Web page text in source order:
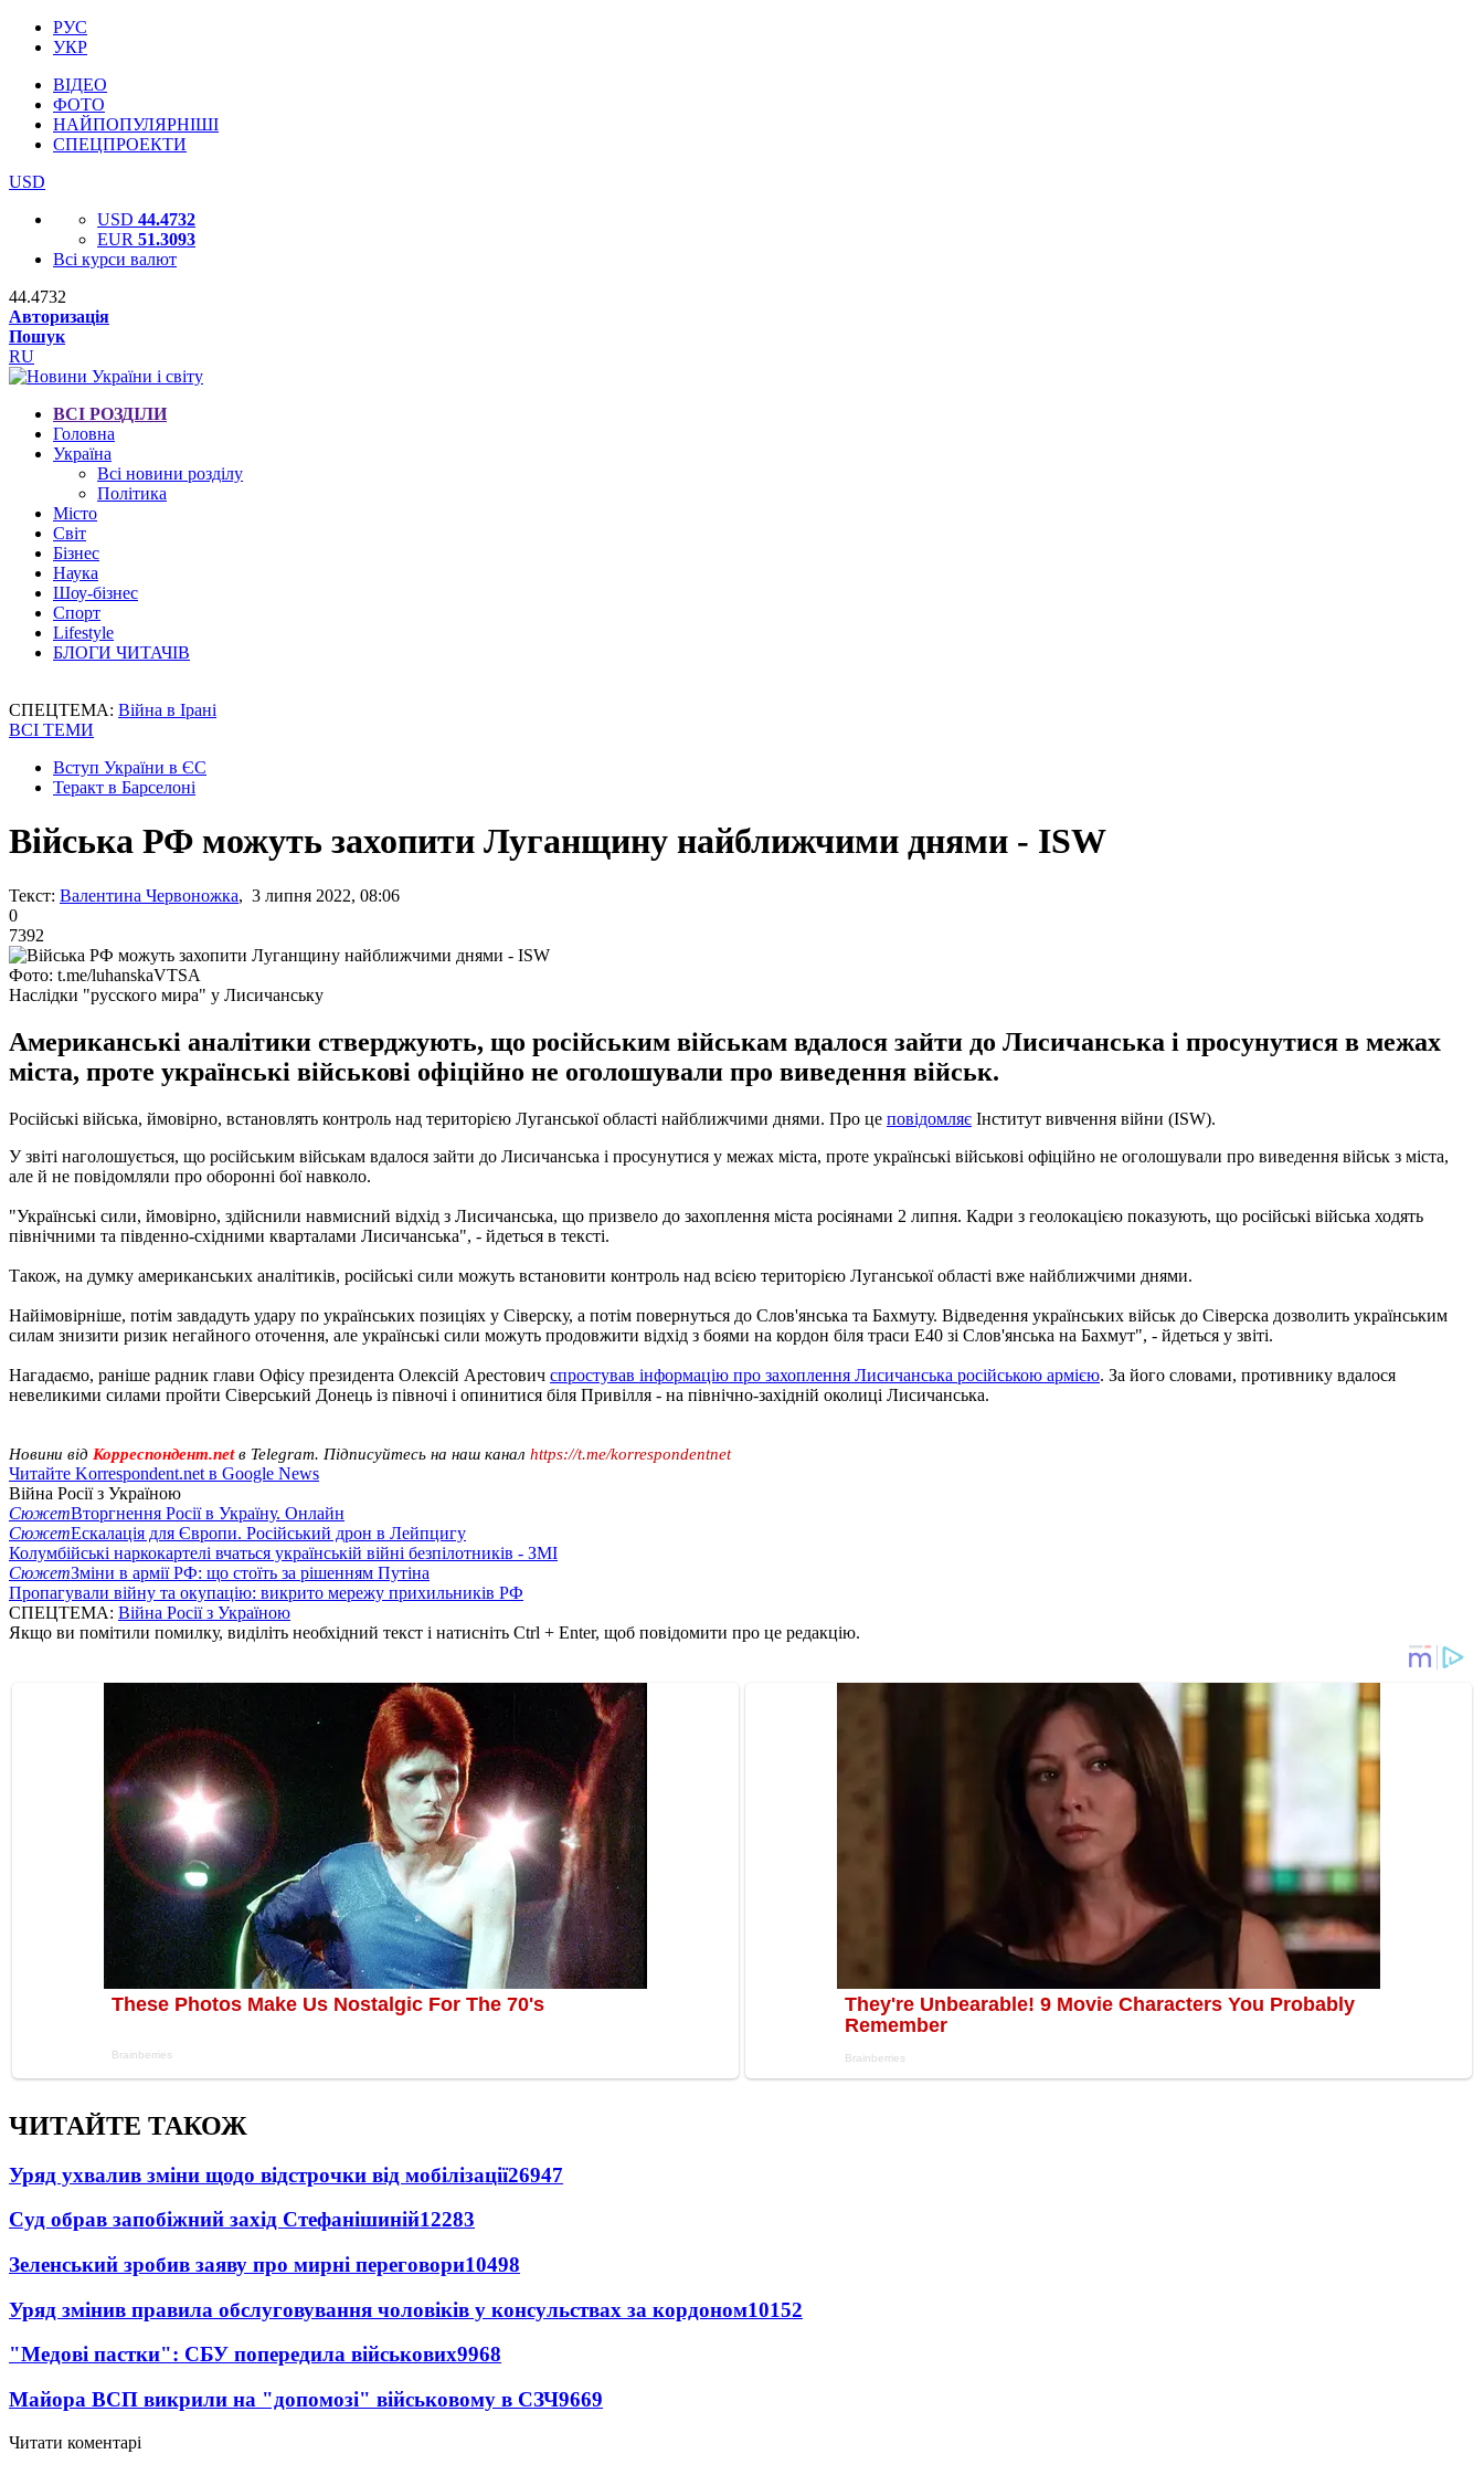
РУС
УКР
ВІДЕО
ФОТО
НАЙПОПУЛЯРНІШІ
СПЕЦПРОЕКТИ
USD
USD 44.4732
EUR 51.3093
Всі курси валют
44.4732
Авторизація
Пошук
RU
ВСІ РОЗДІЛИ
Головна
Україна
Всі новини розділу
Політика
Місто
Світ
Бізнес
Наука
Шоу-бізнес
Спорт
Lifestyle
БЛОГИ ЧИТАЧІВ
СПЕЦТЕМА: Війна в Ірані
ВСІ ТЕМИ
Вступ України в ЄС
Теракт в Барселоні
Війська РФ можуть захопити Луганщину найближчими днями - ISW
Текст: Валентина Червоножка, 3 липня 2022, 08:06
0
7392
Фото: t.me/luhanskaVTSA
Наслідки "русского мира" у Лисичанську
Американські аналітики стверджують, що російським військам вдалося зайти до Лисичанська і просунутися в межах
міста, проте українські військові офіційно не оголошували про виведення військ.
Російські війська, ймовірно, встановлять контроль над територією Луганської області найближчими днями. Про це повідомляє Інститут вивчення війни (ISW).
У звіті наголошується, що російським військам вдалося зайти до Лисичанська і просунутися у межах міста, проте українські військові офіційно не оголошували про виведення військ з міста,
але й не повідомляли про оборонні бої навколо.
"Українські сили, ймовірно, здійснили навмисний відхід з Лисичанська, що призвело до захоплення міста росіянами 2 липня. Кадри з геолокацією показують, що російські війська ходять
північними та південно-східними кварталами Лисичанська", - йдеться в тексті.
Також, на думку американських аналітиків, російські сили можуть встановити контроль над всією територією Луганської області вже найближчими днями.
Найімовірніше, потім завдадуть удару по українських позиціях у Сіверску, а потім повернуться до Слов'янська та Бахмуту. Відведення українських військ до Сіверска дозволить українським
силам знизити ризик негайного оточення, але українські сили можуть продовжити відхід з боями на кордон біля траси E40 зі Слов'янська на Бахмут", - йдеться у звіті.
Нагадаємо, раніше радник глави Офісу президента Олексій Арестович спростував інформацію про захоплення Лисичанська російською армією. За його словами, противнику вдалося
невеликими силами пройти Сіверський Донець із півночі і опинитися біля Привілля - на північно-західній околиці Лисичанська.
Новини від Корреспондент.netв Telegram. Підписуйтесь на наш канал https://t.me/korrespondentnet
Читайте Korrespondent.net в Google News
Війна Росії з Україною
СюжетВторгнення Росії в Україну. Онлайн
СюжетЕскалація для Європи. Російський дрон в Лейпцигу
Колумбійські наркокартелі вчаться українській війні безпілотників - ЗМІ
СюжетЗміни в армії РФ: що стоїть за рішенням Путіна
Пропагували війну та окупацію: викрито мережу прихильників РФ
СПЕЦТЕМА: Війна Росії з Україною
Якщо ви помітили помилку, виділіть необхідний текст і натисніть Ctrl + Enter, щоб повідомити про це редакцію.
ЧИТАЙТЕ ТАКОЖ
Уряд ухвалив зміни щодо відстрочки від мобілізації26947
Суд обрав запобіжний захід Стефанішиній12283
Зеленський зробив заяву про мирні переговори10498
Уряд змінив правила обслуговування чоловіків у консульствах за кордоном10152
"Медові пастки": СБУ попередила військових9968
Майора ВСП викрили на "допомозі" військовому в СЗЧ9669
Читати коментарі